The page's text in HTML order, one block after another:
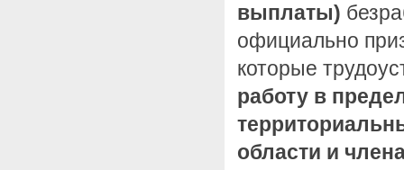
выплаты)
официально
которые
работу в
области и